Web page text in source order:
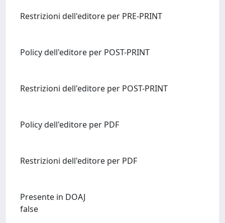
Restrizioni dell'editore per PRE-PRINT
Policy dell'editore per POST-PRINT
Restrizioni dell'editore per POST-PRINT
Policy dell'editore per PDF
Restrizioni dell'editore per PDF
Presente in DOAJ